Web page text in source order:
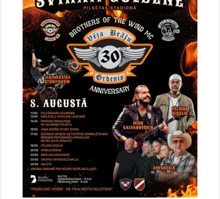
Ilze Vanaga
Drukāt lapu
Dalīties